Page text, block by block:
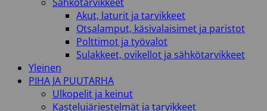
Akut, laturit ja tarvikkeet
Otsalamput, käsivalaisimet ja paristot
Polttimot ja työvalot
Sulakkeet, ovikellot ja sähkötarvikkeet
Yleinen
PIHA JA PUUTARHA
Ulkopelit ja keinut
Kastelujärjestelmät ja tarvikkeet